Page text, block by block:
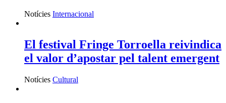
Notícies Internacional
El festival Fringe Torroella reivindica
el valor d’apostar pel talent emergent
Notícies Cultural